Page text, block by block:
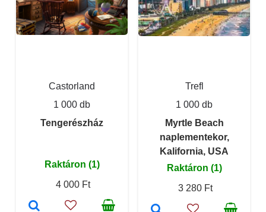
Castorland
1 000 db
Tengerészház
Raktáron (1)
4 000 Ft
Trefl
1 000 db
Myrtle Beach
naplementekor,
Kalifornia, USA
Raktáron (1)
3 280 Ft